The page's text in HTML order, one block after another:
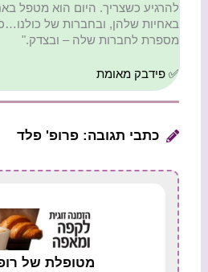
להרגיע כשצריך. היום הוא מטפל
באחיות שלהן, ובחברות של
מספרת לחברות שלה – ובצדק."
✅ פידבק מאומת
כתבי תגובה: פרופ' פלד
מטופלת של